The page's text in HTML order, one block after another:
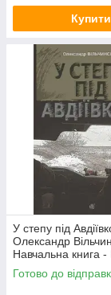
Купити
У степу під
Олександр
Навчальна книга -
книга українською,
тверда
Готово до